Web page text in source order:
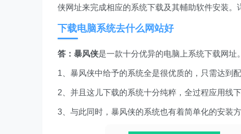
侠网址来完成相应的系统下载及其輔助软件安装
下载电脑系统去什么网站好
答：暴风侠是一款十分优异的电脑上系统下载网址。
1、暴风侠中给予的系统全是很优质的，只需达到
2、并且这儿下载的系统十分纯粹，全过程应用线
3、与此同时，暴风侠的系统也有着简单化的安装